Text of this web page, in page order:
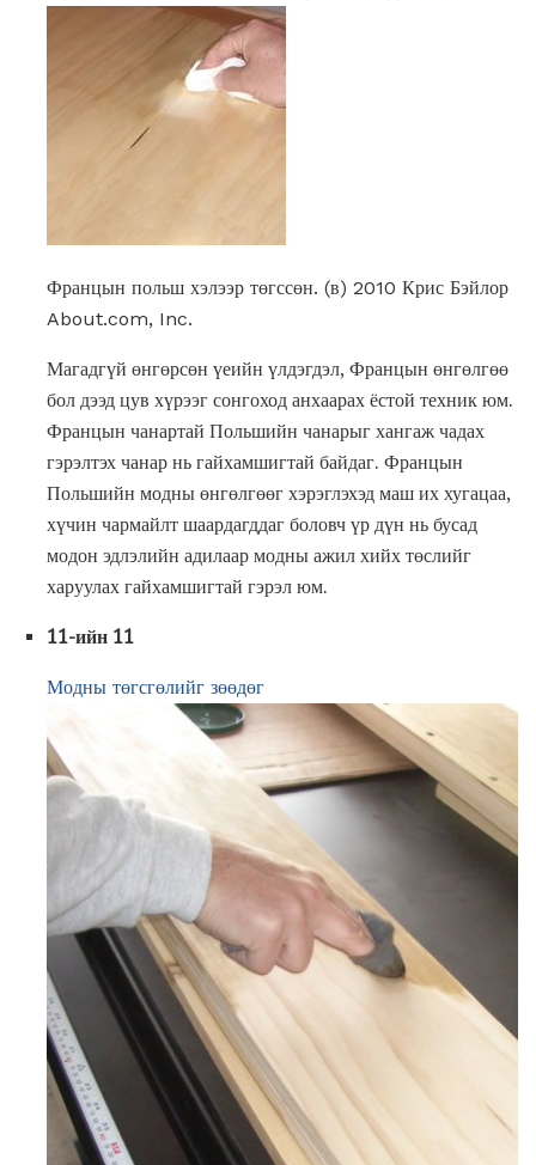
Францын польш хэлээр төгссөн. (в) 2010 Крис Бэйлор
About.com, Inc.
Магадгүй өнгөрсөн үеийн үлдэгдэл, Францын өнгөлгөө
бол дээд цув хүрээг сонгоход анхаарах ёстой техник юм.
Францын чанартай Польшийн чанарыг хангаж чадах
гэрэлтэх чанар нь гайхамшигтай байдаг. Францын
Польшийн модны өнгөлгөөг хэрэглэхэд маш их хугацаа,
хүчин чармайлт шаардагддаг боловч үр дүн нь бусад
модон эдлэлийн адилаар модны ажил хийх төслийг
харуулах гайхамшигтай гэрэл юм.
11-ийн 11
Модны төгсгөлийг зөөдөг